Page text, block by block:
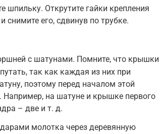
шпильку. Открутите гайки крепления
снимите его, сдвинув по трубке.
с шатунами. Помните, что крышки
так как каждая из них при
поэтому перед началом этой
Например, на шатуне и крышке первого
– две и т. д.
молотка через деревянную